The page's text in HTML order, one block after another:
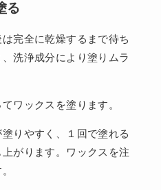
る
完全に乾燥するまで待ち
洗浄成分により塗りムラ
ワックスを塗ります。
塗りやすく、１回で塗れる
がります。ワックスを注